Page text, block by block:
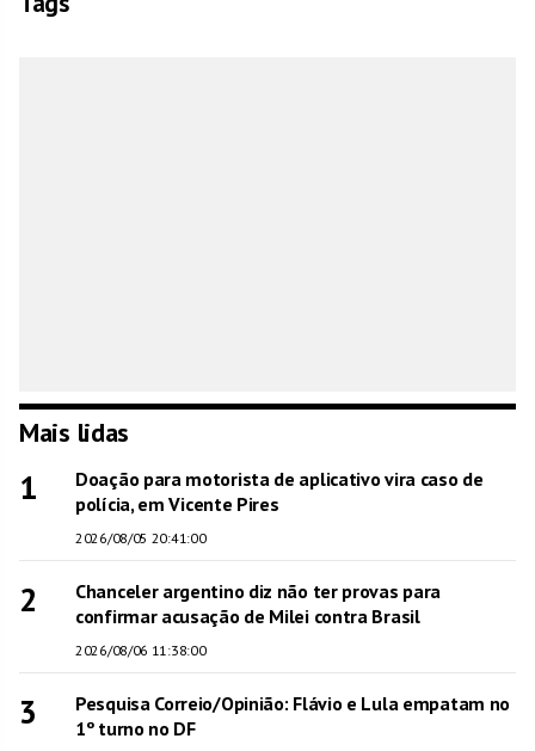
Mais lidas
1
Doação para motorista de aplicativo vira caso de
polícia, em Vicente Pires
2026/08/05 20:41:00
2
Chanceler argentino diz não ter provas para
confirmar acusação de Milei contra Brasil
2026/08/06 11:38:00
3
Pesquisa Correio/Opinião: Flávio e Lula empatam no
1º turno no DF